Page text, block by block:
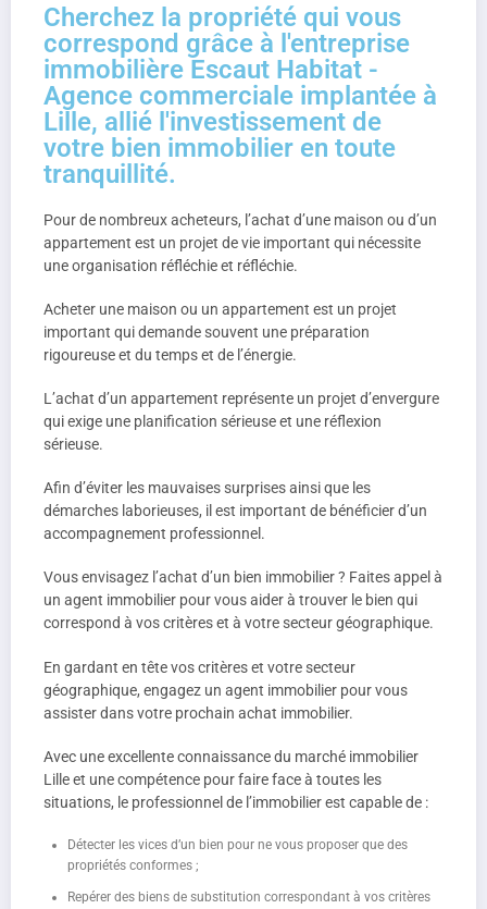
Cherchez la propriété qui vous
correspond grâce à l'entreprise
immobilière Escaut Habitat -
Agence commerciale implantée à
Lille, allié l'investissement de
votre bien immobilier en toute
tranquillité.
Pour de nombreux acheteurs, l’achat d’une maison ou d’un
appartement est un projet de vie important qui nécessite
une organisation réfléchie et réfléchie.
Acheter une maison ou un appartement est un projet
important qui demande souvent une préparation
rigoureuse et du temps et de l’énergie.
L’achat d’un appartement représente un projet d’envergure
qui exige une planification sérieuse et une réflexion
sérieuse.
Afin d’éviter les mauvaises surprises ainsi que les
démarches laborieuses, il est important de bénéficier d’un
accompagnement professionnel.
Vous envisagez l’achat d’un bien immobilier ? Faites appel à
un agent immobilier pour vous aider à trouver le bien qui
correspond à vos critères et à votre secteur géographique.
En gardant en tête vos critères et votre secteur
géographique, engagez un agent immobilier pour vous
assister dans votre prochain achat immobilier.
Avec une excellente connaissance du marché immobilier
Lille et une compétence pour faire face à toutes les
situations, le professionnel de l’immobilier est capable de :
Détecter les vices d’un bien pour ne vous proposer que des
propriétés conformes ;
Repérer des biens de substitution correspondant à vos critères